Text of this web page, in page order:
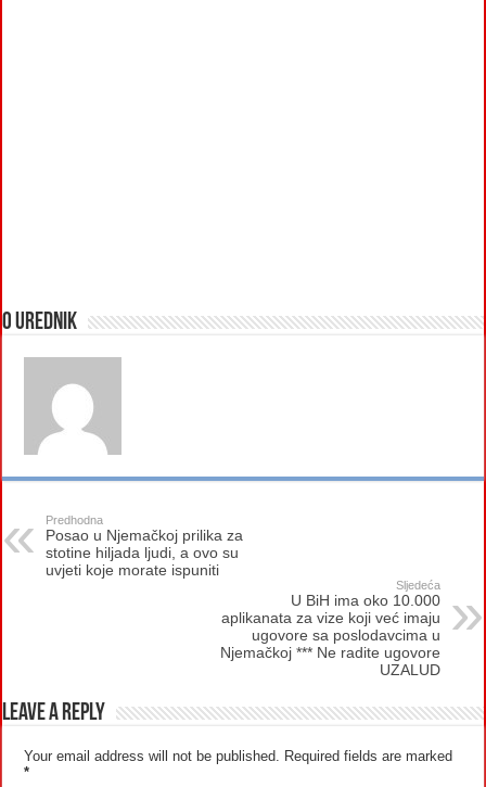
O urednik
Predhodna
Posao u Njemačkoj prilika za
stotine hiljada ljudi, a ovo su
uvjeti koje morate ispuniti
Sljedeća
U BiH ima oko 10.000
aplikanata za vize koji već imaju
ugovore sa poslodavcima u
Njemačkoj *** Ne radite ugovore
UZALUD
Leave a Reply
Your email address will not be published. Required fields are marked
*